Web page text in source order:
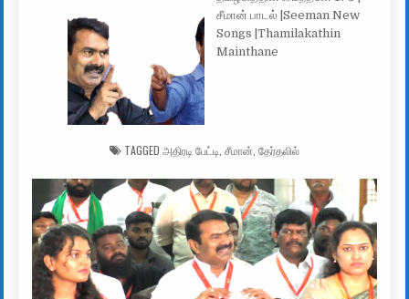
சீமான் பாடல் |Seeman New
Songs |Thamilakathin
Mainthane
TAGGED அதிரடி பேட்டி சீமான் தேர்தலில்